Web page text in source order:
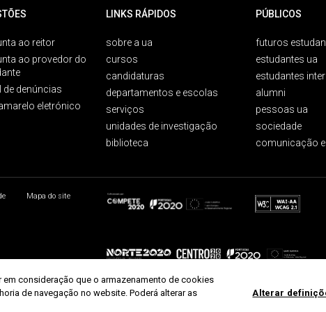
ao reitor
ao provedor do
de denúncias
eletrónico
LINKS RÁPIDOS
sobre a ua
cursos
candidaturas
departamentos e escolas
serviços
unidades de investigação
biblioteca
PÚBLICOS
futuros
estudantes ua
estudantes
alumni
pessoas ua
sociedade
comunicação
Mapa do site
consideração que o armazenamento de cookies
de navegação no website. Poderá alterar as
Alterar